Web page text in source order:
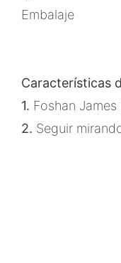
Embalaje
Características
1. Foshan
2. Seguir